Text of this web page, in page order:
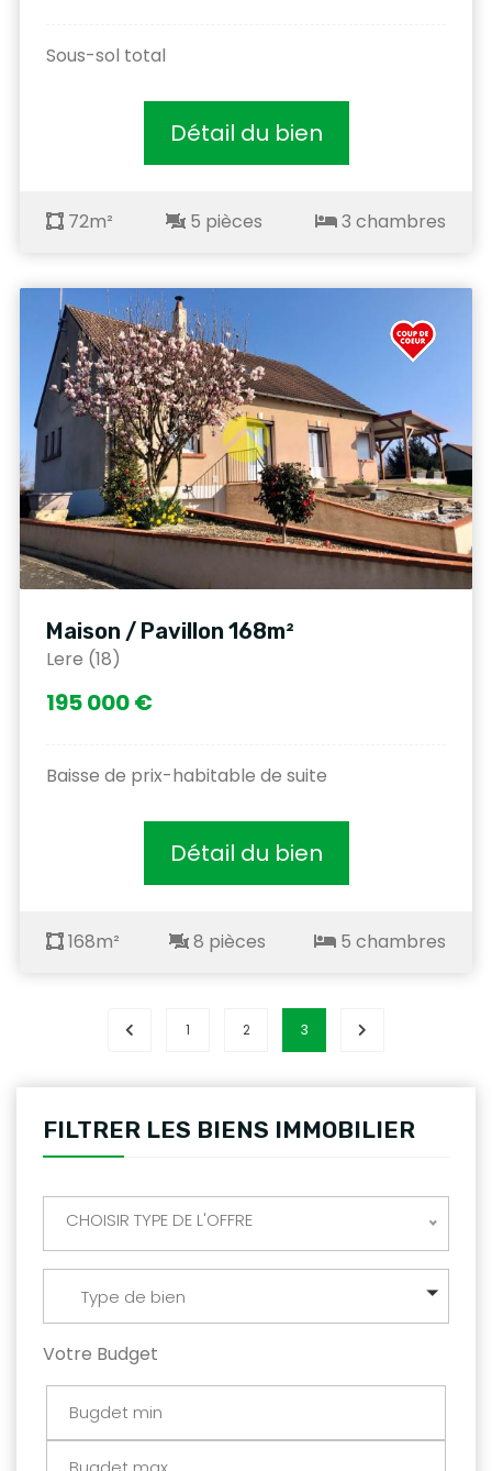
Sous-sol total
Détail du bien
72m² 5 pièces 3 chambres
Maison / Pavillon 168m²
Lere (18)
195 000 €
Baisse de prix-habitable de suite
Détail du bien
168m² 8 pièces 5 chambres
1 2 3
FILTRER LES BIENS IMMOBILIER
CHOISIR TYPE DE L'OFFRE
Type de bien
Votre Budget